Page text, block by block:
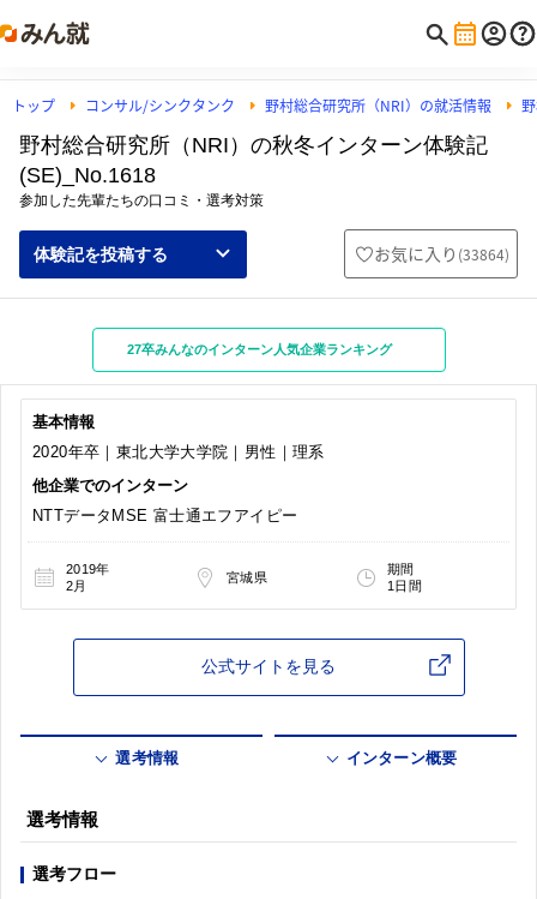
トップ コンサル/シンクタンク 野村総合研究所（NRI）の就活情報
野村総合研究所（NRI）の秋冬インターン体験記
(SE)_No.1618
参加した先輩たちの口コミ・選考対策
体験記を投稿する お気に入り (33864)
27卒みんなのインターン人気企業ランキング
基本情報
2020年卒｜東北大学大学院｜男性｜理系
他企業でのインターン
NTTデータMSE 富士通エフアイピー
2019年
2月
宮城県
期間
1日間
公式サイトを見る
選考情報 インターン概要
選考情報
選考フロー